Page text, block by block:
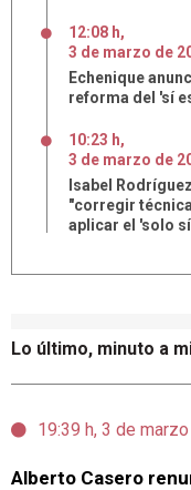
Lo último, minuto a
19:39 h, 3 de
Alberto Casero
12:08 h,
3 de marzo de
Echenique
reforma del 'sí
10:23 h,
3 de marzo de
Isabel
"corregir
aplicar el 'solo